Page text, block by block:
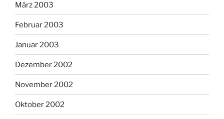
März 2003
Februar 2003
Januar 2003
Dezember 2002
November 2002
Oktober 2002